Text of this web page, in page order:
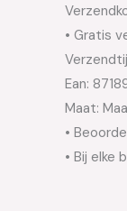
• Gratis
Ean:
Maat:
•
• Bij elke